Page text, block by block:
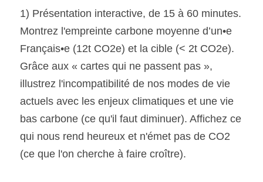
1) Présentation interactive, de 15 à 60 minutes.
Montrez l'empreinte carbone moyenne d’un•e
Français•e (12t CO2e) et la cible (< 2t CO2e).
Grâce aux « cartes qui ne passent pas »,
illustrez l'incompatibilité de nos modes de vie
actuels avec les enjeux climatiques et une vie
bas carbone (ce qu'il faut diminuer). Affichez ce
qui nous rend heureux et n'émet pas de CO2
(ce que l'on cherche à faire croître).